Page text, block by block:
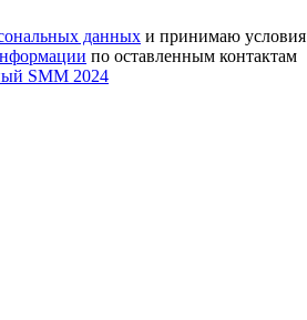
данных и принимаю условия
по оставленным контактам